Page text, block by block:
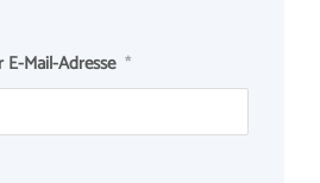
Mail-Adresse *